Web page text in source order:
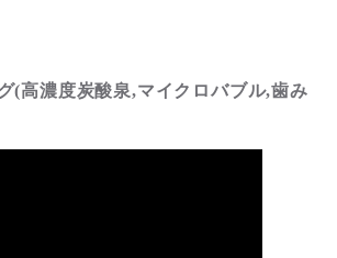
(高濃度炭酸泉,マイクロバブル,歯み